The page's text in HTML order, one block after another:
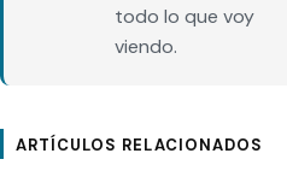
todo lo que voy
viendo.
ARTÍCULOS RELACIONADOS